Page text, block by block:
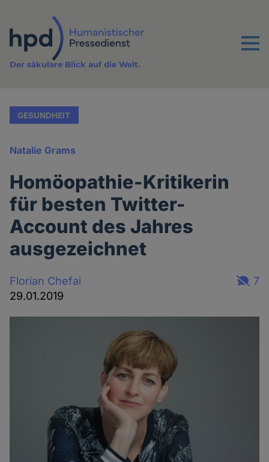
Inhalt
Menu
Der säkulare Blick auf die Welt.
GESUNDHEIT
Natalie Grams
Homöopathie-Kritikerin
für besten Twitter-
Account des Jahres
ausgezeichnet
Florian Chefai
29.01.2019
7